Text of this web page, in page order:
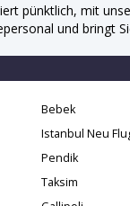
pünktlich, mit
und bringt
Bebek
Istanbul Neu
Pendik
Taksim